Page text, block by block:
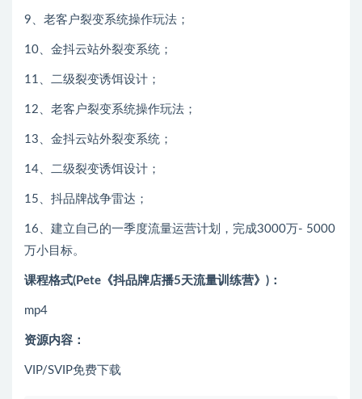
9、老客户裂变系统操作玩法；
10、金抖云站外裂变系统；
11、二级裂变诱饵设计；
12、老客户裂变系统操作玩法；
13、金抖云站外裂变系统；
14、二级裂变诱饵设计；
15、抖品牌战争雷达；
16、建立自己的一季度流量运营计划，完成3000万- 5000
万小目标。
课程格式(Pete《抖品牌店播5天流量训练营》)：
mp4
资源内容：
VIP/SVIP免费下载